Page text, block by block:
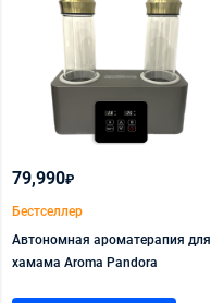
79,990₽
Бестселлер
Автономная ароматерапия для
хамама Aroma Pandora